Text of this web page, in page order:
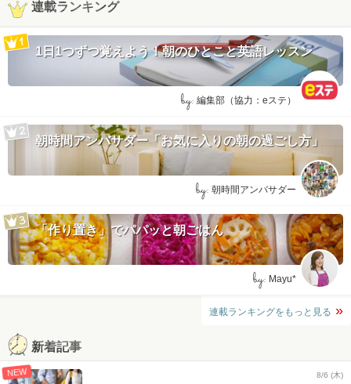
連載ランキング
1日1つずつ覚えよう！朝のひとこと英語レッスン
by: 編集部（協力：eステ）
朝時間アンバサダー「お気に入りの朝の過ごし方」
by: 朝時間アンバサダー
「作り置き」でパパッと朝ごはん
by: Mayu*
連載ランキングをもっと見る
新着記事
NEW 8/6 (木)